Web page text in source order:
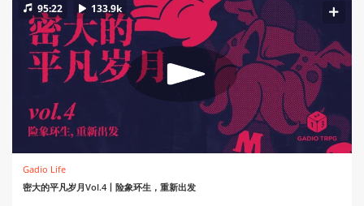
95:22 133.9k
Gadio Life
密大的平凡岁月Vol.4丨险象环生，重新出发